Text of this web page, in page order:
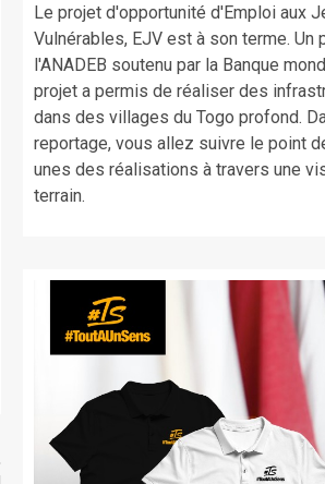
Le projet d'opportunité d'Emploi aux
Vulnérables, EJV est à son terme. Un
l'ANADEB soutenu par la Banque
projet a permis de réaliser des
dans des villages du Togo profond.
reportage, vous allez suivre le point
unes des réalisations à travers une
terrain.